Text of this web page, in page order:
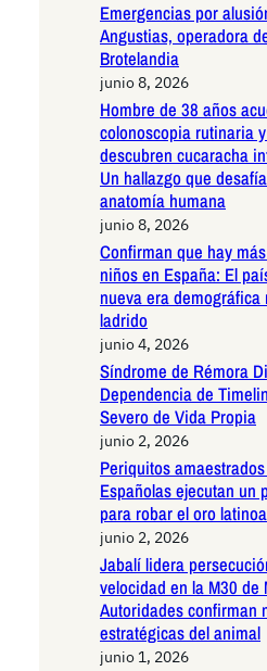
Emergencias por
Angustias, operadora
Brotelandia
junio 8, 2026
Hombre de 38 años
colonoscopia rutinaria
descubren cucaracha
Un hallazgo que
anatomía humana
junio 8, 2026
Confirman que hay
niños en España: El
nueva era demográfica
ladrido
junio 4, 2026
Síndrome de Rémora
Dependencia de
Severo de Vida Propia
junio 2, 2026
Periquitos
Españolas ejecutan un
para robar el oro
junio 2, 2026
Jabalí lidera
velocidad en la M30 de
Autoridades confirman
estratégicas del animal
junio 1, 2026